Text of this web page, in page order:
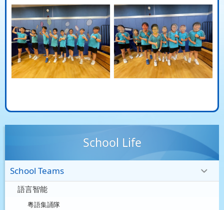
School Life
School Teams
語言智能
粵語集誦隊